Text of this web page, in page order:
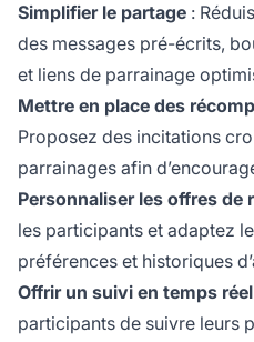
Simplifier le partage :
des messages pré-écrits,
et liens de parrainage
Mettre en place des
Proposez des incitations
parrainages afin
Personnaliser les offres de
les participants et adaptez
préférences et historiques
Offrir un suivi en temps réel
participants de suivre leurs